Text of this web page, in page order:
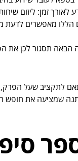
זמן: ליזום
הללו מאפשרים לדעת
הבאה תסגור לכן את
שמציעה את חופש